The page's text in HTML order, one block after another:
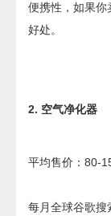
便携性，如果你
好处。
2. 空气净化器
平均售价：80-
每月全球谷歌搜